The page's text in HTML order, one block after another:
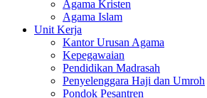
Agama Kristen
Agama Islam
Unit Kerja
Kantor Urusan Agama
Kepegawaian
Pendidikan Madrasah
Penyelenggara Haji dan Umroh
Pondok Pesantren